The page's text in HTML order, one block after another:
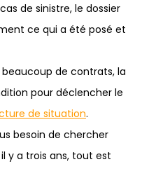
de sinistre, le dossier
ce qui a été posé et
beaucoup de contrats, la
pour déclencher le
de situation.
besoin de chercher
y a trois ans, tout est